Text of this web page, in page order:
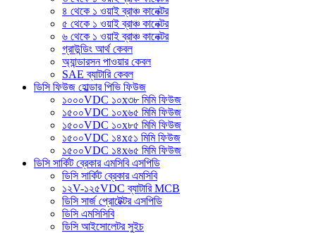
৪ থেকে ১ ওয়াই ব্রাঞ্চ কানেক্টর
৫ থেকে ১ ওয়াই ব্রাঞ্চ কানেক্টর
৬ থেকে ১ ওয়াই ব্রাঞ্চ কানেক্টর
গ্রাউন্ডিং আর্থ কেবল
অ্যান্ডারসন পাওয়ার কেবল
SAE ব্যাটারি কেবল
ডিসি ফিউজ হোল্ডার পিভি ফিউজ
১০০০VDC ১০x৩৮ মিমি ফিউজ
১৫০০VDC ১০x৬৫ মিমি ফিউজ
১৫০০VDC ১০x৮৫ মিমি ফিউজ
১৫০০VDC ১৪x৫১ মিমি ফিউজ
১৫০০VDC ১৪x৬৫ মিমি ফিউজ
ডিসি সার্কিট ব্রেকার এমসিবি এসপিডি
ডিসি সার্কিট ব্রেকার এমসিবি
১২V-১২৫VDC ব্যাটারি MCB
ডিসি সার্জ প্রোটেক্টর এসপিডি
ডিসি এমসিসিবি
ডিসি আইসোলেটর সুইচ